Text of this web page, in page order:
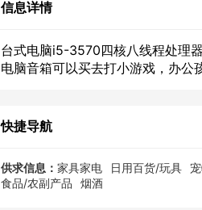
信息详情
台式电脑i5-3570四核八线程处理
电脑音箱可以买去打小游戏，办
快捷导航
供求信息： 家具家电 日用百货/玩具
食品/农副产品
烟酒